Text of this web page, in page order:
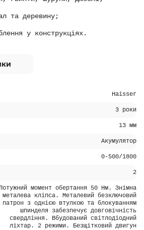
та деревину;
у конструкціях.
Haisser
3 роки
13 мм
Акумулятор
0-500/1800
2
Потужний момент обертання 50 Нм. Знімна
металева кліпса. Металевий безключовий
патрон з однією втулкою та блокуванням
шпинделя забезпечує довговічність
свердління. Вбудований світлодіодний
ліхтар. 2 режими. Безщітковий двигун